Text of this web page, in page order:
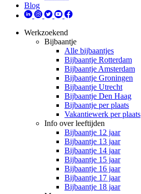
Blog
Werkzoekend
Bijbaantje
Alle bijbaantjes
Bijbaantje Rotterdam
Bijbaantje Amsterdam
Bijbaantje Groningen
Bijbaantje Utrecht
Bijbaantje Den Haag
Bijbaantje per plaats
Vakantiewerk per plaats
Info over leeftijden
Bijbaantje 12 jaar
Bijbaantje 13 jaar
Bijbaantje 14 jaar
Bijbaantje 15 jaar
Bijbaantje 16 jaar
Bijbaantje 17 jaar
Bijbaantje 18 jaar